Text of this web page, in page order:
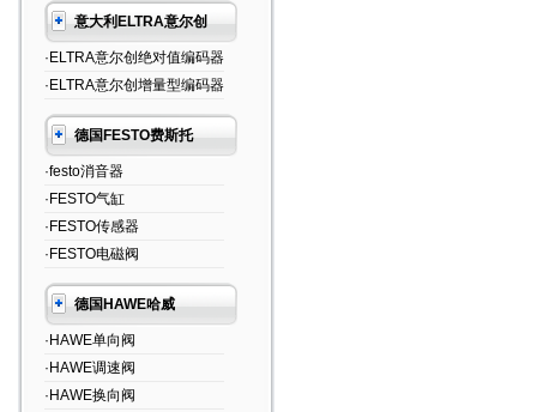
意大利ELTRA意尔创
·ELTRA意尔创绝对值编码器
·ELTRA意尔创增量型编码器
德国FESTO费斯托
·festo消音器
·FESTO气缸
·FESTO传感器
·FESTO电磁阀
德国HAWE哈威
·HAWE单向阀
·HAWE调速阀
·HAWE换向阀